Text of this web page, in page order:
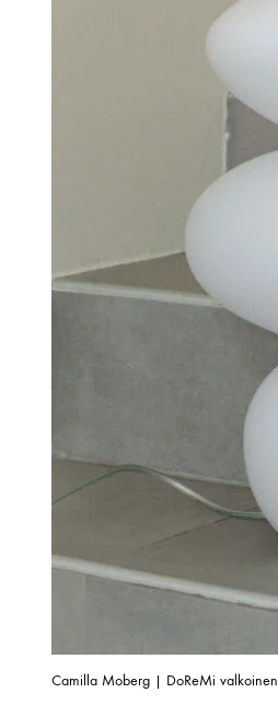
Camilla Moberg | DoReMi valkoinen